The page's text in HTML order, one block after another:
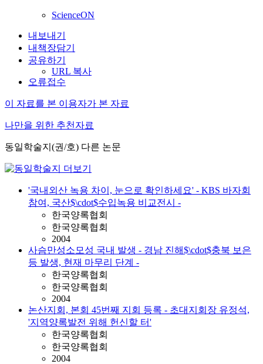
ScienceON
내보내기
내책장담기
공유하기
URL 복사
오류접수
이 자료를 본 이용자가 본 자료
나만을 위한 추천자료
동일학술지(권/호) 다른 논문
'국내외산 녹용 차이, 눈으로 확인하세요' - KBS 바자회
참여, 국산$\cdot$수입녹용 비교전시 -
한국양록협회
한국양록협회
2004
사슴만성소모성 국내 발생 - 경남 진해$\cdot$충북 보은
등 발생, 현재 마무리 단계 -
한국양록협회
한국양록협회
2004
논산지회, 본회 45번째 지회 등록 - 초대지회장 유정석,
'지역양록발전 위해 헌신할 터'
한국양록협회
한국양록협회
2004